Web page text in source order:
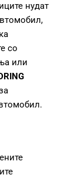
нудат
со
или